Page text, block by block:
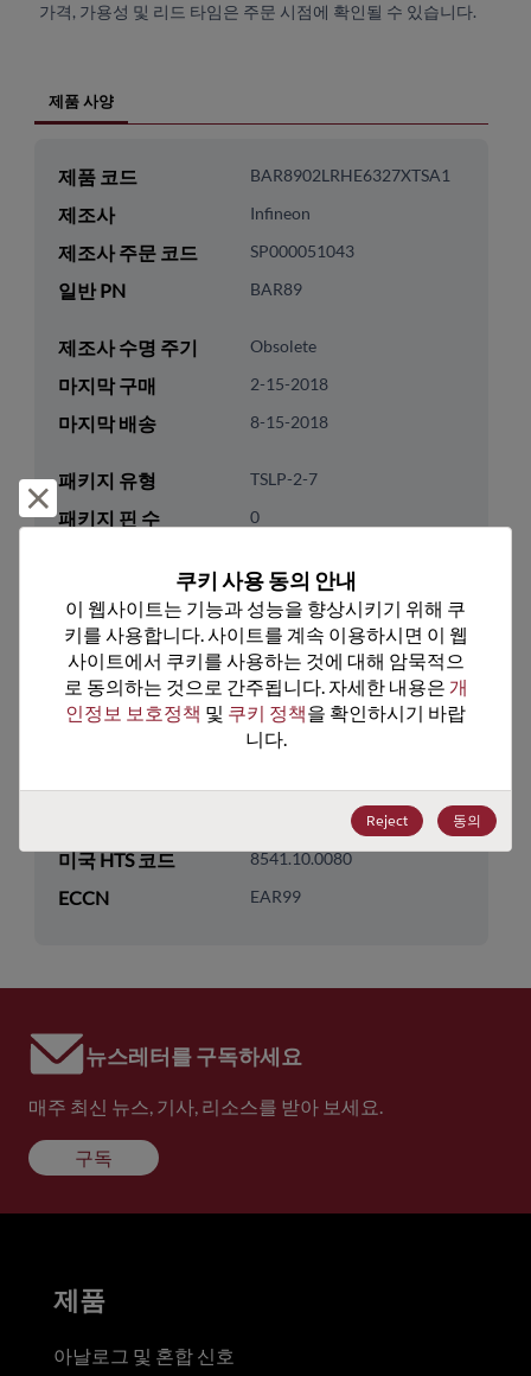
가격, 가용성 및 리드 타임은 주문 시점에 확인될 수 있습니다.
제품 사양
제품 코드 BAR8902LRHE6327XTSA1
제조사 Infineon
제조사 주문 코드 SP000051043
일반 PN BAR89
제조사 수명 주기 Obsolete
마지막 구매 2-15-2018
마지막 배송 8-15-2018
패키지 유형 TSLP-2-7
패키지 핀 수 0
Yes
패키지 유형 Tape & Reel
패키지 수량 15000
기술 카테고리 Discretes
PIN/RF Diodes
미국 HTS 코드 8541.10.0080
ECCN EAR99
뉴스레터를 구독하세요
매주 최신 뉴스, 기사, 리소스를 받아 보세요.
구독
거부 및 닫기
쿠키 사용 동의 안내
이 웹사이트는 기능과 성능을 향상시키기 위해 쿠
키를 사용합니다. 사이트를 계속 이용하시면 이 웹
사이트에서 쿠키를 사용하는 것에 대해 암묵적으
로 동의하는 것으로 간주됩니다. 자세한 내용은 개
인정보 보호정책 및 쿠키 정책을 확인하시기 바랍
니다.
Reject 동의
제품
아날로그 및 혼합 신호